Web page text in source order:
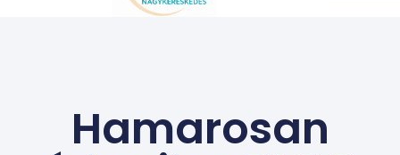
Hamarosan